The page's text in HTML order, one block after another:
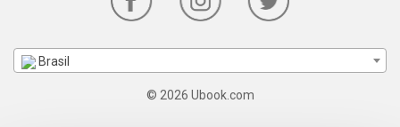
Brasil
© 2026 Ubook.com